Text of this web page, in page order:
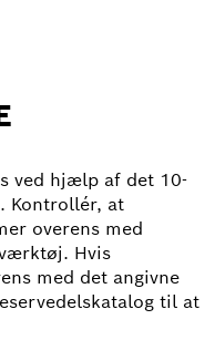
ved hjælp af det 10-
Kontrollér, at
overens med
Hvis
med det angivne
til at